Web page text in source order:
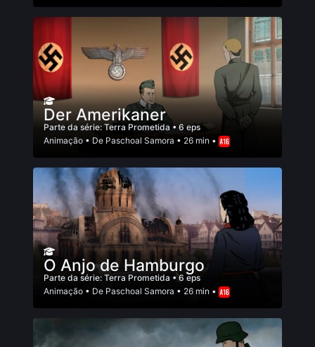
Der Amerikaner
Parte da série: Terra Prometida • 6 eps
Animação • De Paschoal Samora • 26 min •
O Anjo de Hamburgo
Parte da série: Terra Prometida • 6 eps
Animação • De Paschoal Samora • 26 min •